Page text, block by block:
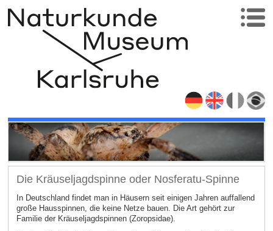
Die Kräuseljagdspinne oder Nosferatu-Spinne
In Deutschland findet man in Häusern seit einigen Jahren auffallend
große Hausspinnen, die keine Netze bauen. Die Art gehört zur
Familie der Kräuseljagdspinnen (Zoropsidae).